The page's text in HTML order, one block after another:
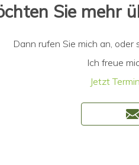
Sie mehr
Dann rufen Sie mich an, oder
Ich freue
Jetzt